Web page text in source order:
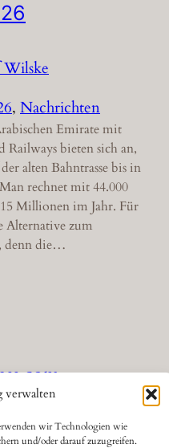
wir Technologien wie
und/oder darauf zuzugreifen.
, Nachrichten
Emirate mit
bieten sich an,
alten Bahntrasse bis in
rechnet mit 44.000
Millionen im Jahr. Für
Alternative zum
denn die…